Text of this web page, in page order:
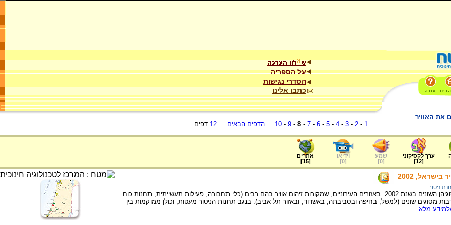
על הספריה
הסדרי נגישות
כתבו אלינו
1
-
2
-
3
-
4
-
5
-
6
-
7
-
8
-
9
-
10
...הדפים הבאים ...
12 דפים
ערך לקסיקוני
[
12
]
שמע
[
0
]
וידיאו
[
0
]
אתרים
[
15
]
2002
ניטור
תחנות הניטור בישראל לסוגיהן השונים בשנת 2002: באזורים העירוניים, שמקורות זיהום אוויר בהם רבים (כלי תחבורה, פעילות תעשייתית, תחנות כוח
מסוגים שונים (למשל, בחיפה ובסביבתה, באשדוד, ובאזור תל-אביב). בנגב תחנות הניטור מעטות, וכולן ממוקמות בין
מלא...